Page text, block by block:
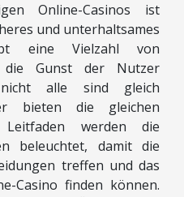
Online-Casinos ist
und unterhaltsames
eine Vielzahl von
Gunst der Nutzer
alle sind gleich
bieten die gleichen
werden die
beleuchtet, damit die
treffen und das
Casino finden können.